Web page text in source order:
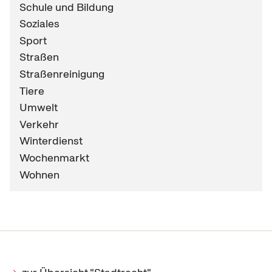
Schule und Bildung
Soziales
Sport
Straßen
Straßenreinigung
Tiere
Umwelt
Verkehr
Winterdienst
Wochenmarkt
Wohnen